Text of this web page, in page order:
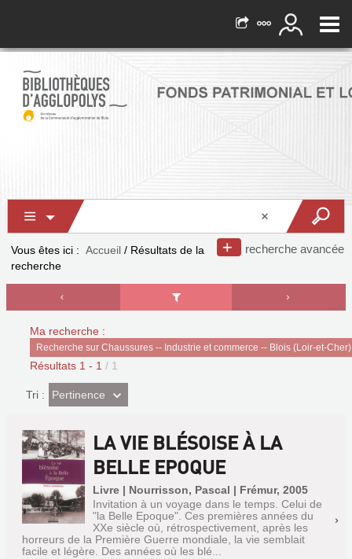
recherche avancée
Vous êtes ici : Accueil / Résultats de la
recherche
Ma recherche :
Recherche sur Chaussures -- Industrie et commerce -- Blois (Loir-et-Cher)
Résultats 1 - 1 / 1
Tri : (Effet
imédiat)
Pertinence
LA VIE BLÉSOISE À LA
BELLE EPOQUE
Livre | Nourrisson, Pascal | Frémur, 2005
Invitation à un voyage dans le temps. Celui de
"la Belle Epoque". Ces premières années du
XXe siècle où, rétrospectivement, après les
horreurs de la Première Guerre mondiale, la vie semblait
facile et légère. Des années où les blé...